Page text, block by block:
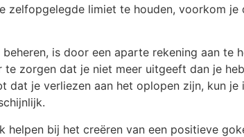
zelfopgelegde limiet te houden, voorkom
is door een aparte rekening aan
zorgen dat je niet meer uitgeeft dan je
dat je verliezen aan het oplopen zijn, kun
helpen bij het creëren van een positieve